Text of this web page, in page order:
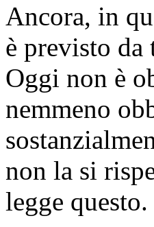
Ancora, in
è previsto
Oggi non è
nemmeno
non la si
legge questo.